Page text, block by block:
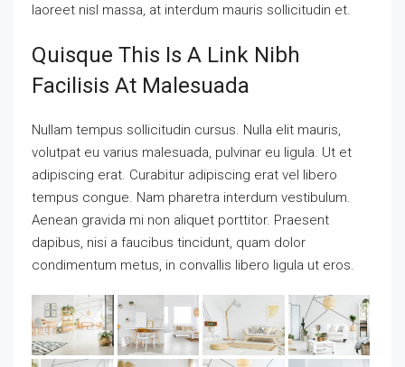
laoreet nisl massa, at interdum mauris sollicitudin et.
Quisque This Is A Link Nibh
Facilisis At Malesuada
Nullam tempus sollicitudin cursus. Nulla elit mauris,
volutpat eu varius malesuada, pulvinar eu ligula. Ut et
adipiscing erat. Curabitur adipiscing erat vel libero
tempus congue. Nam pharetra interdum vestibulum.
Aenean gravida mi non aliquet porttitor. Praesent
dapibus, nisi a faucibus tincidunt, quam dolor
condimentum metus, in convallis libero ligula ut eros.